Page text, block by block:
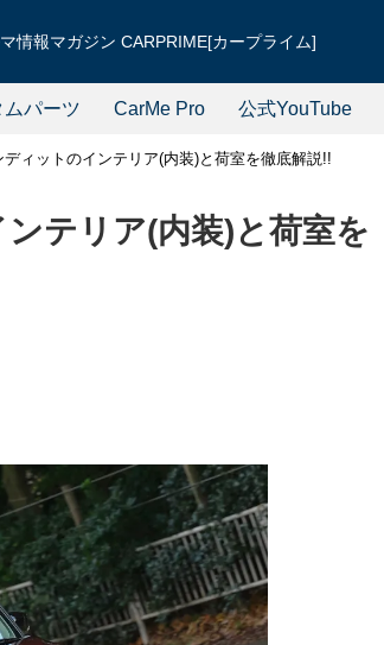
情報マガジン CARPRIME[カープライム]
ムパーツ CarMe Pro 公式YouTube
ィットのインテリア(内装)と荷室を徹底解説!!
テリア(内装)と荷室を